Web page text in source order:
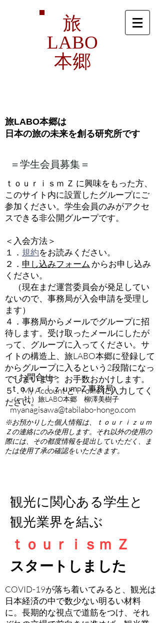
旅
LABO
本郷
旅LABO本郷は
​日本の旅の未来を創る研究所です
＝学生会員募集＝
​ｔｏｕｒｉｓｍ Ｚ に興味をもった方、
このサイト内に設置したグループにご
参加ください。学生会員のみがアクセ
スできる非公開グループです。
＜入会方法＞
１． 規約をお読みください。
２． 申し込みフォーム からお申し込み
ください。
（現在まだ運営委員会が発足してい
ないので、事務局が入会申請を受理し
ます）
４．事務局からメールでグループに招
待します。受け取ったメールにしたが
って、グループに入ってください。サ
イトの構造上、旅LABO本郷に登録して
からグループに入るという2段階になっ
てしまいます。お手数おかけします。
​５．My Account と Profile に入力してく
ださい。
※お預かりした個人情報は、ｔｏｕｒｉｚｕｍ
Ｚの連絡にのみ使用します。それ以外の使用の
際には、その都度情報を提出していただく、ま
たは使用了承の確認をいただきます。
＜お問合せ＞
ｔｏｕｒｉｚｕｍ Ｚ事務局
（一社）旅LABO本郷 柳澤美樹子
myanagisawa@tabilabo-hongo.com
観光に関心ある学生と
観光業界を結ぶ
ｔｏｕｒｉｓｍ Ｚ
スタートしました
COVID-19が落ち着いてみると、観光は
日本経済の中で数少ない明るい材料
に。長期的な視点で道筋をつけ、それ